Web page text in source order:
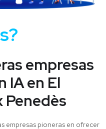
empresas
IA en El
Penedès
empresas pioneras en ofrecer